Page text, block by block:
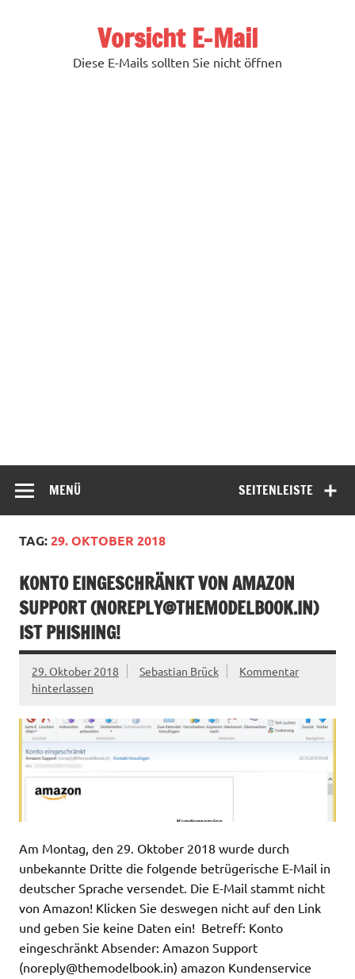
Vorsicht E-Mail
Diese E-Mails sollten Sie nicht öffnen
SEITENLEISTE
MENÜ
TAG:29. OKTOBER 2018
KONTO EINGESCHRÄNKT VON AMAZON
SUPPORT (NOREPLY@THEMODELBOOK.IN)
IST PHISHING!
29. Oktober 2018 Sebastian Brück
Kommentar
hinterlassen
Am Montag, den 29. Oktober 2018 wurde durch
unbekannte Dritte die folgende betrügerische E-Mail in
deutscher Sprache versendet. Die E-Mail stammt nicht
von Amazon! Klicken Sie deswegen nicht auf den Link
und geben Sie keine Daten ein! Betreff: Konto
eingeschränkt Absender: Amazon Support
(noreply@themodelbook.in) amazon Kundenservice